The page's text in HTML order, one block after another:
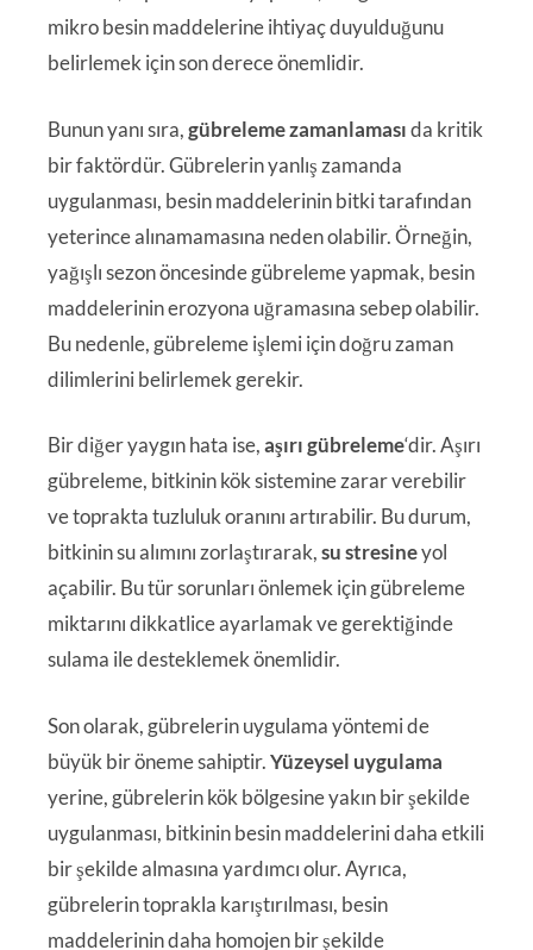
mikro besin maddelerine ihtiyaç duyulduğunu
belirlemek için son derece önemlidir.
Bunun yanı sıra,gübreleme zamanlamasıda kritik
bir faktördür. Gübrelerin yanlış zamanda
uygulanması, besin maddelerinin bitki tarafından
yeterince alınamamasına neden olabilir. Örneğin,
yağışlı sezon öncesinde gübreleme yapmak, besin
maddelerinin erozyona uğramasına sebep olabilir.
Bu nedenle, gübreleme işlemi için doğru zaman
dilimlerini belirlemek gerekir.
Bir diğer yaygın hata ise,aşırı gübreleme‘dir. Aşırı
gübreleme, bitkinin kök sistemine zarar verebilir
ve toprakta tuzluluk oranını artırabilir. Bu durum,
bitkinin su alımını zorlaştırarak,su stresineyol
açabilir. Bu tür sorunları önlemek için gübreleme
miktarını dikkatlice ayarlamak ve gerektiğinde
sulama ile desteklemek önemlidir.
Son olarak, gübrelerin uygulama yöntemi de
büyük bir öneme sahiptir.Yüzeysel uygulama
yerine, gübrelerin kök bölgesine yakın bir şekilde
uygulanması, bitkinin besin maddelerini daha etkili
bir şekilde almasına yardımcı olur. Ayrıca,
gübrelerin toprakla karıştırılması, besin
maddelerinin daha homojen bir şekilde